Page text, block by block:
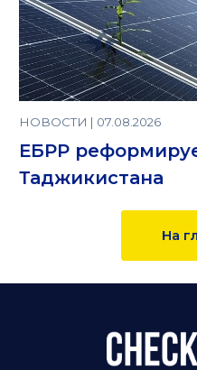
НОВОСТИ | 07.08.2026
ЕБРР
Таджикистана
На